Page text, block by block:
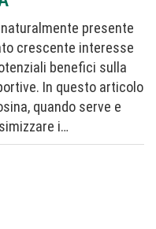
presente
crescente interesse
benefici sulla
In questo articolo
quando serve e
i…